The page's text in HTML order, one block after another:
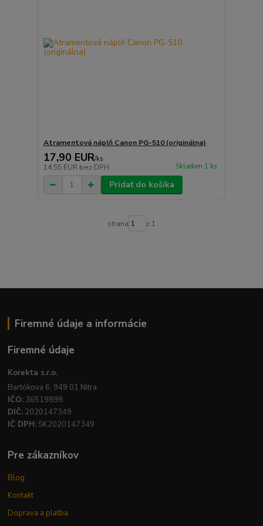
Atramentová náplň Canon PG-510 (originálna)
17,90 EUR/ks
14,55 EUR bez DPH Skladom 1 ks
Pridať do košíka
strana z 1
Firemné údaje a informácie
Firemné údaje
Korekta s.r.o.
Bartókova 6, 949 01 Nitra
IČO: 36519898
DIČ: 2020147349
IČ DPH: SK2020147349
Pre zákazníkov
Blog
Kontakt
Doprava a platba